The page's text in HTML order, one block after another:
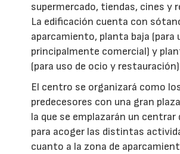
supermercado, tiendas, cines y
La edificación cuenta con
aparcamiento, planta baja (para
principalmente comercial) y
(para uso de ocio y
El centro se organizará como
predecesores con una gran
la que se emplazarán un centrar
para acoger las distintas
cuanto a la zona de